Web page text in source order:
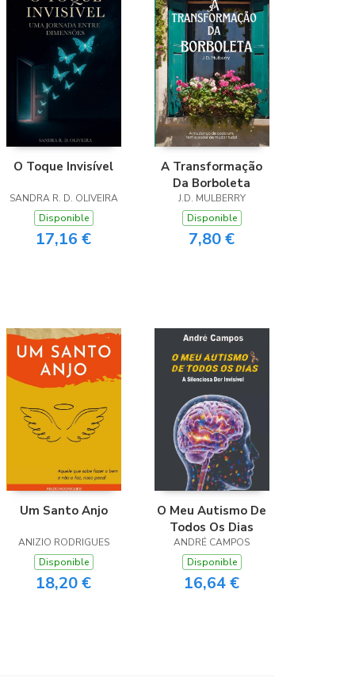
O Toque Invisível
SANDRA R. D. OLIVEIRA
Disponible
17,16 €
A Transformação
Da Borboleta
J.D. MULBERRY
Disponible
7,80 €
Um Santo Anjo
ANIZIO RODRIGUES
Disponible
18,20 €
O Meu Autismo De
Todos Os Dias
ANDRÉ CAMPOS
Disponible
16,64 €